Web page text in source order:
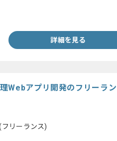
詳細を見る
Webアプリ開発のフリーラ
フリーランス)